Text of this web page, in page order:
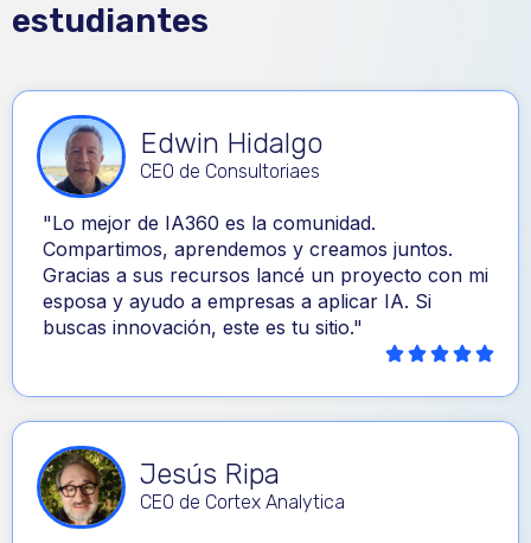
estudiantes
Edwin Hidalgo
CEO de Consultoriaes
"Lo mejor de IA360 es la comunidad.
Compartimos, aprendemos y creamos juntos.
Gracias a sus recursos lancé un proyecto con mi
esposa y ayudo a empresas a aplicar IA. Si
buscas innovación, este es tu sitio."
Jesús Ripa
CEO de Cortex Analytica